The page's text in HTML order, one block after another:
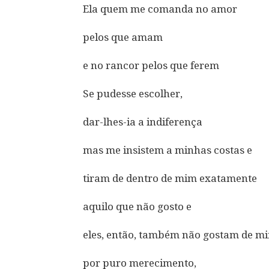
Ela quem me comanda no amor
pelos que amam
e no rancor pelos que ferem
Se pudesse escolher,
dar-lhes-ia a indiferença
mas me insistem a minhas costas e
tiram de dentro de mim exatamente
aquilo que não gosto e
eles, então, também não gostam de
por puro merecimento,